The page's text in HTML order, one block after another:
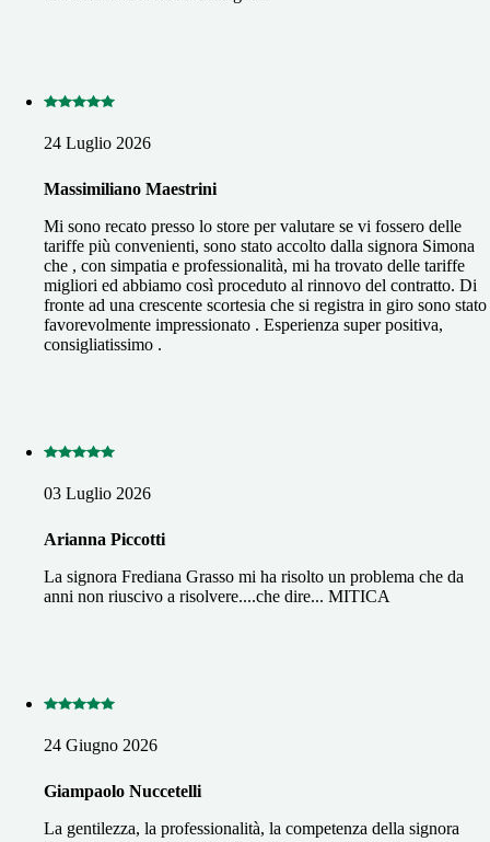
24 Luglio 2026
Massimiliano Maestrini
Mi sono recato presso lo store per valutare se vi fossero delle
tariffe più convenienti, sono stato accolto dalla signora Simona
che , con simpatia e professionalità, mi ha trovato delle tariffe
migliori ed abbiamo così proceduto al rinnovo del contratto. Di
fronte ad una crescente scortesia che si registra in giro sono stato
favorevolmente impressionato . Esperienza super positiva,
consigliatissimo .
03 Luglio 2026
Arianna Piccotti
La signora Frediana Grasso mi ha risolto un problema che da
anni non riuscivo a risolvere....che dire... MITICA
24 Giugno 2026
Giampaolo Nuccetelli
La gentilezza, la professionalità, la competenza della signora